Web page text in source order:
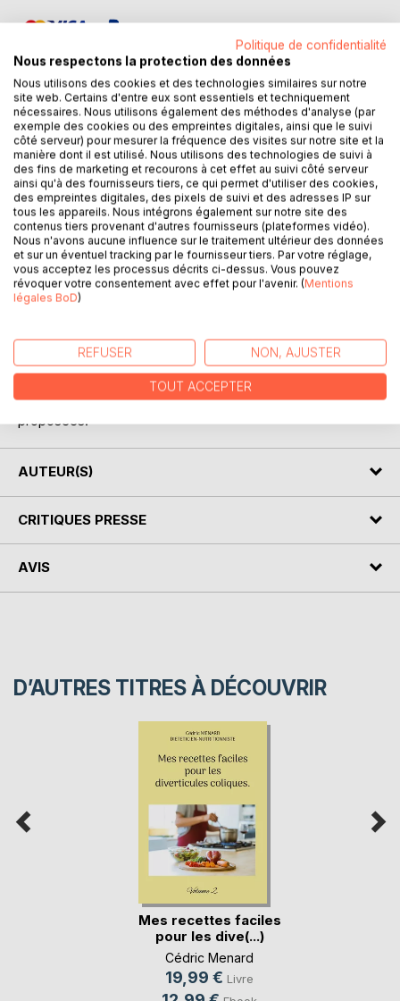
DESCRIPTION
Cet ouvrage est dédié à tous les sportifs, et il offre aux
détenteurs de l'ouvrage du même auteur : " Quelle
alimentation pour le sportif amateur ? " un ouvrage
complémentaire.
De nombreuses recettes parfaitement adaptées à l'activité
sportive, à base de poisson, de viande, de légume vert, de
féculent, ainsi que des desserts gourmands, vous sont
proposés, toutes et tous plus faciles les uns que les autres
l'alimentation spécifique que la pratique sportive exige.
Deux semaines de menus totalement inédits, parfaitement
adaptés à l'activité sportive, incluant les recettes
proposées au sein de l'ouvrage, vous sont également
proposées.
AUTEUR(S)
CRITIQUES PRESSE
AVIS
D’AUTRES TITRES À DÉCOUVRIR
Mes recettes faciles
pour les dive(...)
Cédric Menard
19,99 € Livre
Politique de confidentialité
Nous respectons la protection des données
Nous utilisons des cookies et des technologies similaires sur notre
site web. Certains d'entre eux sont essentiels et techniquement
nécessaires. Nous utilisons également des méthodes d'analyse (par
exemple des cookies ou des empreintes digitales, ainsi que le suivi
côté serveur) pour mesurer la fréquence des visites sur notre site et la
manière dont il est utilisé. Nous utilisons des technologies de suivi à
des fins de marketing et recourons à cet effet au suivi côté serveur
ainsi qu'à des fournisseurs tiers, ce qui permet d'utiliser des cookies,
des empreintes digitales, des pixels de suivi et des adresses IP sur
tous les appareils. Nous intégrons également sur notre site des
contenus tiers provenant d'autres fournisseurs (plateformes vidéo).
Nous n'avons aucune influence sur le traitement ultérieur des données
et sur un éventuel tracking par le fournisseur tiers. Par votre réglage,
vous acceptez les processus décrits ci-dessus. Vous pouvez
révoquer votre consentement avec effet pour l'avenir. (Mentions
légales BoD)
REFUSER NON, AJUSTER
TOUT ACCEPTER